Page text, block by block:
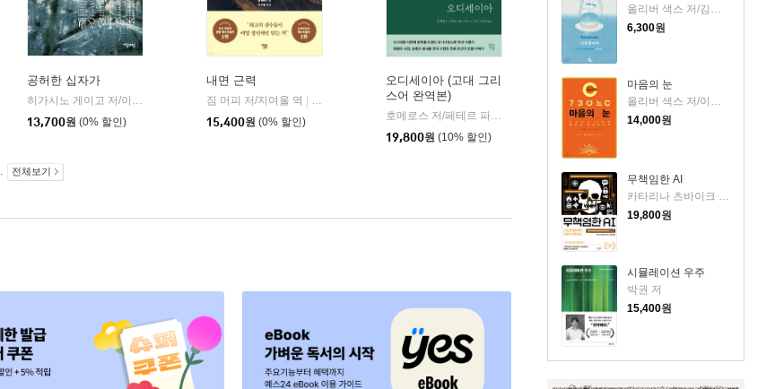
올리버 색스 저/김명남 역
6,300원
마음의 눈
올리버 색스 저/이민아 역
14,000원
무책임한 AI
카타리나 츠바이크 저/유영미 역
19,800원
시뮬레이션 우주
박권 저
15,400원
공허한 십자가
자음과모음
13,700원 (0% 할인)
내면 근력
짐 머피 저/지여울 역 |
15,400원 (0% 할인)
오디세이아 (고대 그리
스어 완역본)
현대지성
19,800원 (10% 할인)
전체보기